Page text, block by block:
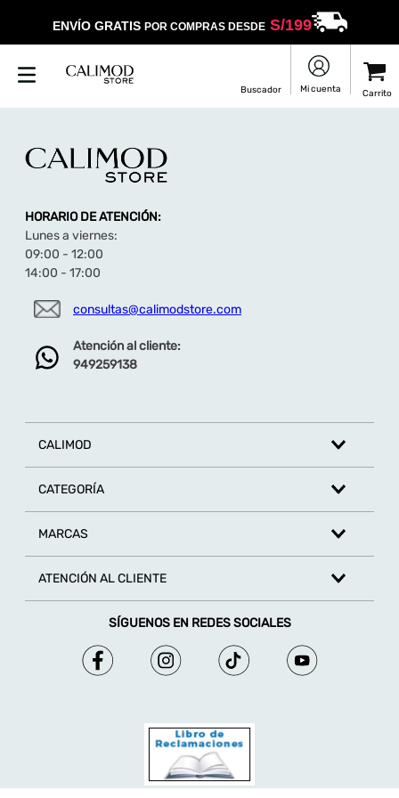
ENVÍO GRATIS POR COMPRAS DESDES/199
HORARIO DE ATENCIÓN:
Lunes a viernes:
09:00 - 12:00
14:00 - 17:00
consultas@calimodstore.com
Atención al cliente:
949259138
CALIMOD
CATEGORÍA
MARCAS
ATENCIÓN AL CLIENTE
SÍGUENOS EN REDES SOCIALES